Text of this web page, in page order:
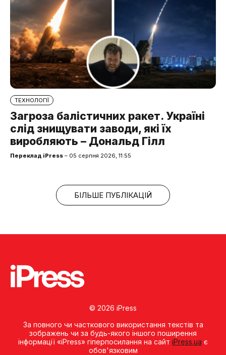
ТЕХНОЛОГІЇ
Загроза балістичних ракет. Україні
слід знищувати заводи, які їх
виробляють – Дональд Гілл
Переклад iPress – 05 серпня 2026, 11:55
БІЛЬШЕ ПУБЛІКАЦІЙ
© 2026 iPress
За повного чи часткового використання текстів та
зображень чи за будь-якого іншого поширення
інформації «iPress» гіперпосилання на сайт iPress.ua є
обов'язковим